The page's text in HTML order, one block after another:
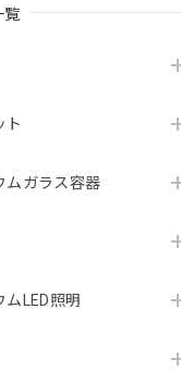
覧
ト
ムガラス容器
ムLED照明